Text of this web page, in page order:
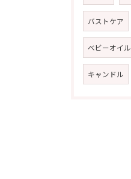
バストケア
ベビーオイル
キャンドル